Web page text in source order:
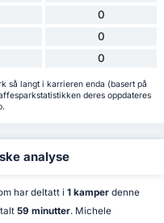
0
0
0
så langt i karrieren enda (basert på
deres oppdateres
analyse
har deltatt i 1 kamperdenne
59 minutter. Michele